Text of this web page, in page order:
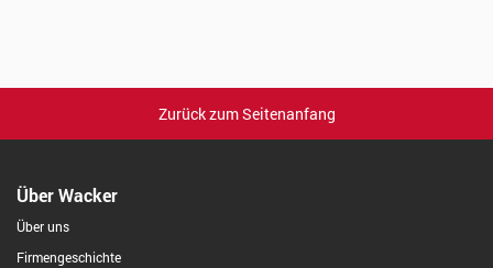
Zurück zum Seitenanfang
Über Wacker
Über uns
Firmengeschichte